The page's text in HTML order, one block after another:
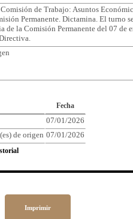
de Trabajo: Asuntos
Permanente. Dictamina. El turno
de la Comisión Permanente del 07 de
Fecha
07/01/2026
de origen 07/01/2026
Imprimir